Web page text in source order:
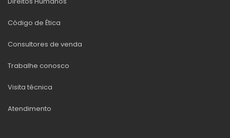
Código de Ética
Consultores de venda
Trabalhe conosco
Visita técnica
Atendimento